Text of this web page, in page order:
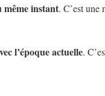
même instant. C’est
l’époque actuelle.